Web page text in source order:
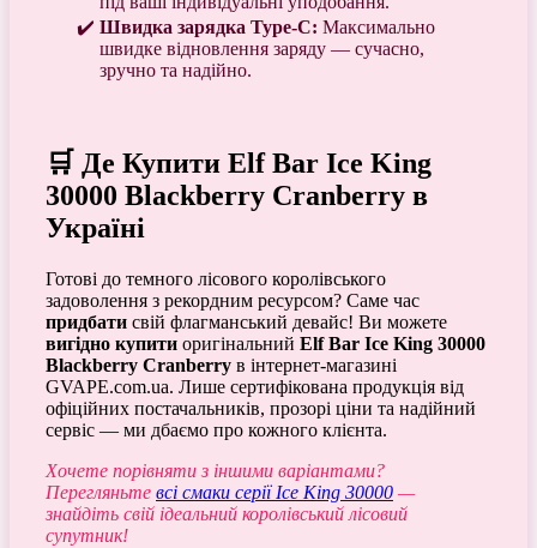
Швидка зарядка Type-C: Максимально
швидке відновлення заряду — сучасно,
зручно та надійно.
🛒 Де Купити Elf Bar Ice King
30000 Blackberry Cranberry в
Україні
Готові до темного лісового королівського
задоволення з рекордним ресурсом? Саме час
придбати свій флагманський девайс! Ви можете
вигідно купити оригінальний Elf Bar Ice King 30000
Blackberry Cranberry в інтернет-магазині
GVAPE.com.ua. Лише сертифікована продукція від
офіційних постачальників, прозорі ціни та надійний
сервіс — ми дбаємо про кожного клієнта.
Хочете порівняти з іншими варіантами?
Перегляньте всі смаки серії Ice King 30000 —
знайдіть свій ідеальний королівський лісовий
супутник!